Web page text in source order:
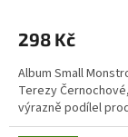
298 Kč
Album Small
Terezy
výrazně podílel